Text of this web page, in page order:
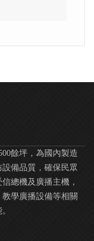
餘坪，為國內製造
備品質，確保民眾
總機及廣播主機，
學廣播設備等相關